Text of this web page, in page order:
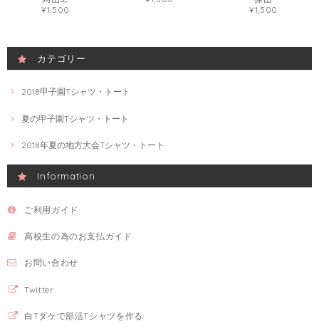
¥1,500
¥1,500
カテゴリー
2018甲子園Tシャツ・トート
夏の甲子園Tシャツ・トート
2018年夏の地方大会Tシャツ・トート
Information
ご利用ガイド
高校生の為のお支払ガイド
お問い合わせ
Twitter
白Tダケで部活Tシャツを作る